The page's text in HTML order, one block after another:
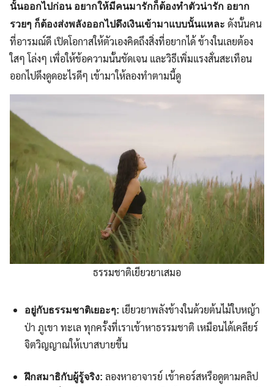
นั้นออกไปก่อน อยากให้มีคนมารักก็ต้องทำตัวน่ารัก อยาก
รวยๆ ก็ต้องส่งพลังออกไปดึงเงินเข้ามาแบบนั้นแหละ ดังนั้นคน
ที่อารมณ์ดี เปิดโอกาสให้ตัวเองคิดถึงสิ่งที่อยากได้ ข้างในเลยต้อง
ใสๆ โล่งๆ เพื่อให้ข้อความนั้นชัดเจน และวิธีเพิ่มแรงสั่นสะเทือน
ออกไปดึงดูดอะไรดีๆ เข้ามาให้ลองทำตามนี้ดู
ธรรมชาติเยียวยาเสมอ
อยู่กับธรรมชาติเยอะๆ: เยียวยาพลังข้างในด้วยต้นไม้ใบหญ้า
ป่า ภูเขา ทะเล ทุกครั้งที่เราเข้าหาธรรมชาติ เหมือนได้เคลียร์
จิตวิญญาณให้เบาสบายขึ้น
ฝึกสมาธิกับผู้รู้จริง: ลองหาอาจารย์ เข้าคอร์สหรือดูตามคลิป